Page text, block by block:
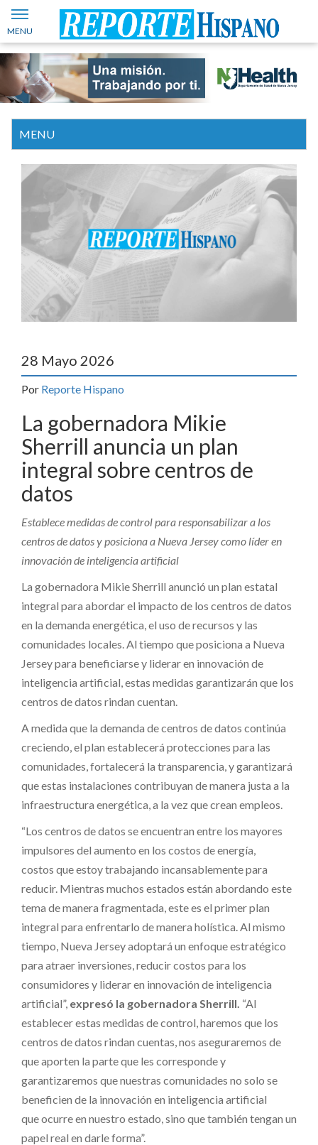
28 Mayo 2026
Por Reporte Hispano
La gobernadora Mikie
Sherrill anuncia un plan
integral sobre centros de
datos
Establece medidas de control para responsabilizar a los
centros de datos y posiciona a Nueva Jersey como líder en
innovación de inteligencia artificial
La gobernadora Mikie Sherrill anunció un plan estatal
integral para abordar el impacto de los centros de datos
en la demanda energética, el uso de recursos y las
comunidades locales. Al tiempo que posiciona a Nueva
Jersey para beneficiarse y liderar en innovación de
inteligencia artificial, estas medidas garantizarán que los
centros de datos rindan cuentan.
A medida que la demanda de centros de datos continúa
creciendo, el plan establecerá protecciones para las
comunidades, fortalecerá la transparencia, y garantizará
que estas instalaciones contribuyan de manera justa a la
infraestructura energética, a la vez que crean empleos.
“Los centros de datos se encuentran entre los mayores
impulsores del aumento en los costos de energía,
costos que estoy trabajando incansablemente para
reducir. Mientras muchos estados están abordando este
tema de manera fragmentada, este es el primer plan
integral para enfrentarlo de manera holística. Al mismo
tiempo, Nueva Jersey adoptará un enfoque estratégico
para atraer inversiones, reducir costos para los
consumidores y liderar en innovación de inteligencia
artificial”, expresó la gobernadora Sherrill. “Al
establecer estas medidas de control, haremos que los
centros de datos rindan cuentas, nos aseguraremos de
que aporten la parte que les corresponde y
garantizaremos que nuestras comunidades no solo se
beneficien de la innovación en inteligencia artificial
que ocurre en nuestro estado, sino que también tengan un
papel real en darle forma”.